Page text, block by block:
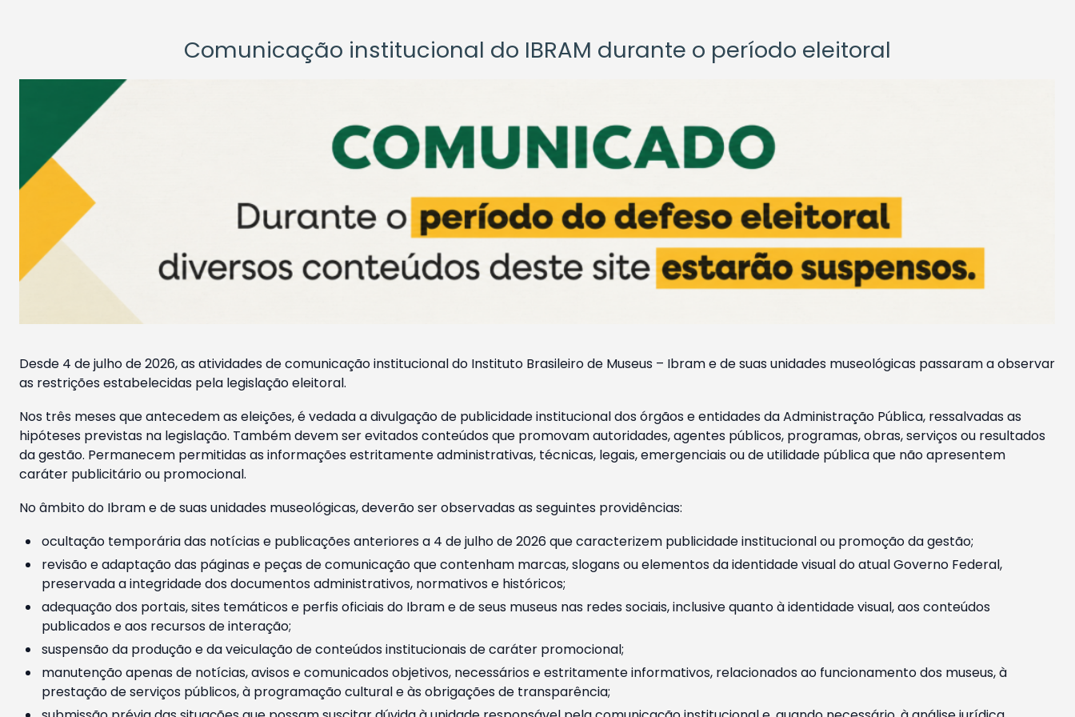
Comunicação institucional do IBRAM durante o período eleitoral
Desde 4 de julho de 2026, as atividades de comunicação institucional do Instituto Brasileiro de Museus – Ibram e de suas unidades museológicas passaram a observar
as restrições estabelecidas pela legislação eleitoral.
Nos três meses que antecedem as eleições, é vedada a divulgação de publicidade institucional dos órgãos e entidades da Administração Pública, ressalvadas as
hipóteses previstas na legislação. Também devem ser evitados conteúdos que promovam autoridades, agentes públicos, programas, obras, serviços ou resultados
da gestão. Permanecem permitidas as informações estritamente administrativas, técnicas, legais, emergenciais ou de utilidade pública que não apresentem
caráter publicitário ou promocional.
No âmbito do Ibram e de suas unidades museológicas, deverão ser observadas as seguintes providências:
ocultação temporária das notícias e publicações anteriores a 4 de julho de 2026 que caracterizem publicidade institucional ou promoção da gestão;
revisão e adaptação das páginas e peças de comunicação que contenham marcas, slogans ou elementos da identidade visual do atual Governo Federal,
preservada a integridade dos documentos administrativos, normativos e históricos;
adequação dos portais, sites temáticos e perfis oficiais do Ibram e de seus museus nas redes sociais, inclusive quanto à identidade visual, aos conteúdos
publicados e aos recursos de interação;
suspensão da produção e da veiculação de conteúdos institucionais de caráter promocional;
manutenção apenas de notícias, avisos e comunicados objetivos, necessários e estritamente informativos, relacionados ao funcionamento dos museus, à
prestação de serviços públicos, à programação cultural e às obrigações de transparência;